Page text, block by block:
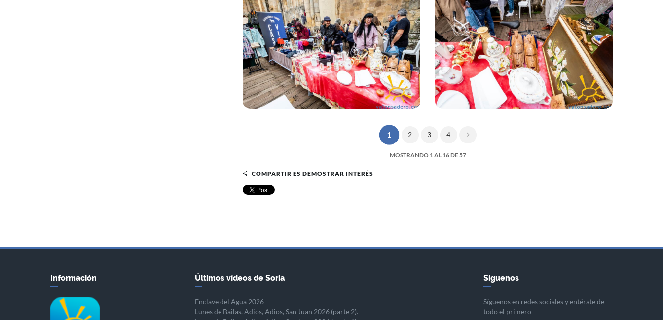
1 2 3 4
MOSTRANDO 1 AL 16 DE 57
COMPARTIR ES DEMOSTRAR INTERÉS
Información Últimos vídeos de Soria
Enclave del Agua 2026
Lunes de Bailas. Adios, Adios, San Juan 2026 (parte 2).
Síguenos
Síguenos en redes sociales y entérate de
todo el primero